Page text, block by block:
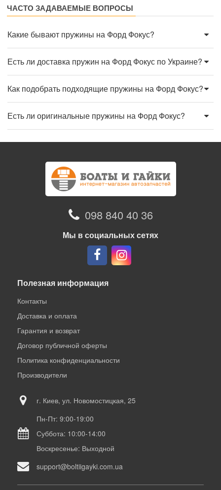
ЧАСТО ЗАДАВАЕМЫЕ ВОПРОСЫ
Какие бывают пружины на Форд Фокус?
Есть ли доставка пружин на Форд Фокус по Украине?
Как подобрать подходящие пружины на Форд Фокус?
Есть ли оригинальные пружины на Форд Фокус?
098 840 40 36
Мы в социальных сетях
Полезная информация
Контакты
Доставка и оплата
Гарантия и возврат
Договор публичной оферты
Политика конфиденциальности
Производители
г. Киев, ул. Новомостицкая, 25
Пн-Пт: 9:00-19:00
Суббота: 10:00-14:00
Воскресенье: Выходной
support@boltiigayki.com.ua